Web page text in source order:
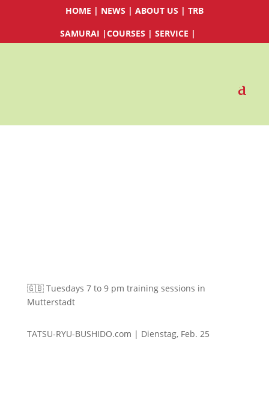
HOME | NEWS | ABOUT US | TRB
SAMURAI |COURSES | SERVICE |
🇬🇧 Tuesdays 7 to 9 pm training sessions in
Mutterstadt
TATSU-RYU-BUSHIDO.com | Dienstag, Feb. 25